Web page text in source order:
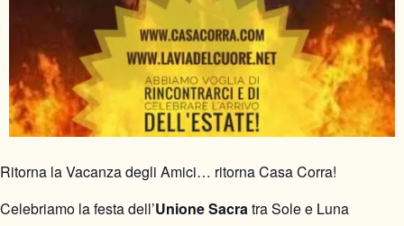
Ritorna la Vacanza degli Amici… ritorna Casa Corra!
Celebriamo la festa dell’Unione Sacratra Sole e Luna